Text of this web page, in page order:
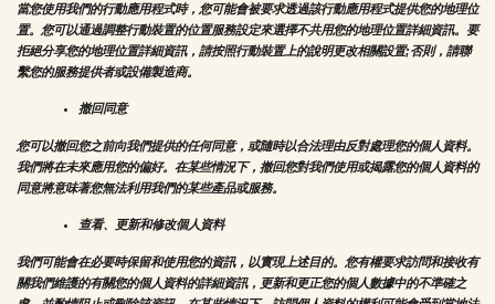
當您使用我們的行動應用程式時，您可能會被要求透過該行動應用程式提供您的地理位
置。您可以通過調整行動裝置的位置服務設定來選擇不共用您的地理位置詳細資訊。要
拒絕分享您的地理位置詳細資訊，請按照行動裝置上的說明更改相關設置;否則，請聯
繫您的服務提供者或設備製造商。
撤回同意
您可以撤回您之前向我們提供的任何同意，或隨時以合法理由反對處理您的個人資料。
我們將在未來應用您的偏好。在某些情況下，撤回您對我們使用或揭露您的個人資料的
同意將意味著您無法利用我們的某些產品或服務。
查看、更新和修改個人資料
我們可能會在必要時保留和使用您的資訊，以實現上述目的。您有權要求訪問和接收有
關我們維護的有關您的個人資料的詳細資訊，更新和更正您的個人數據中的不準確之